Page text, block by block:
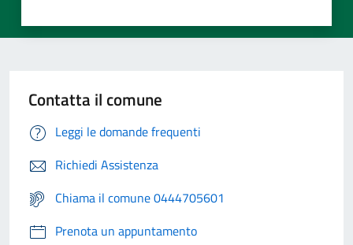
Contatta il comune
Leggi le domande frequenti
Richiedi Assistenza
Chiama il comune 0444705601
Prenota un appuntamento